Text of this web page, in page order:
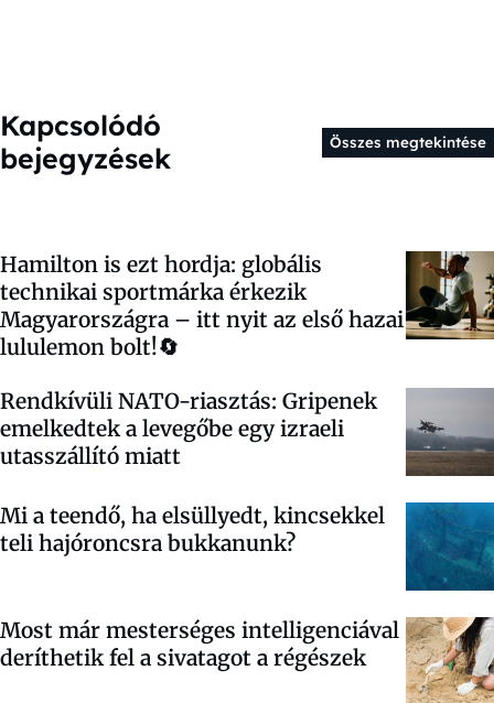
Kapcsolódó
bejegyzések
Összes megtekintése
Hamilton is ezt hordja: globális
technikai sportmárka érkezik
Magyarországra – itt nyit az első hazai
lululemon bolt!🔄
Rendkívüli NATO-riasztás: Gripenek
emelkedtek a levegőbe egy izraeli
utasszállító miatt
Mi a teendő, ha elsüllyedt, kincsekkel
teli hajóroncsra bukkanunk?
Most már mesterséges intelligenciával
deríthetik fel a sivatagot a régészek